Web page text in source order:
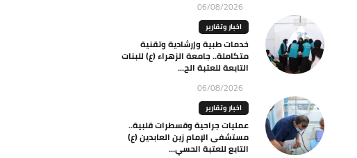
06/08/2026
اخبار وتقارير
خدمات طبية وإرشادية وتقنية
متكاملة.. جامعة الزهراء (ع) للبنات
التابعة للعتبة الح...
06/08/2026
اخبار وتقارير
عمليات جراحية وقسطرات قلبية..
مستشفى الإمام زين العابدين (ع)
التابع للعتبة الحسي...